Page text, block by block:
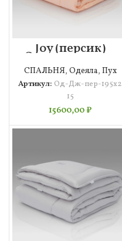
Joy (персик)
Одеяло 195х215
СПАЛЬНЯ, Одеяла, Пух
Артикул: Од-Дж-пер-195х2
15
15600,00₽